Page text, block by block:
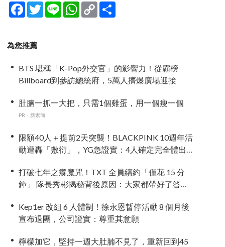
Facebook
TwitterLine WhatsApp
Copy
Link
為您推薦
BTS 堪稱「K-Pop外交官」的影響力！從霸榜
Billboard到參訪總統府，5萬人擠爆廣場迎接
肚腩一抓一大把，只需1個雞蛋，用一個瘦一個
PR・新素簡
限額40人＋提前2天突襲！BLACKPINK 10週年活
動遭轟「敷衍」，YG急證實：4人確定完全體出
打破七年之癢魔咒！TXT 全員續約「僅花 15 分
鐘」 隊長秀彬揭秘背後原因：大家都帶好了答
Kep1er 改組 6 人體制！徐永恩暫停活動 8 個月後
宣布退團，公司證實：尊重其意願
檸檬加它，堅持一週大肚腩不見了，重新回到45